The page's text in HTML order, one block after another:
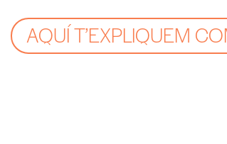
AQUÍ T’EXPLIQUEM